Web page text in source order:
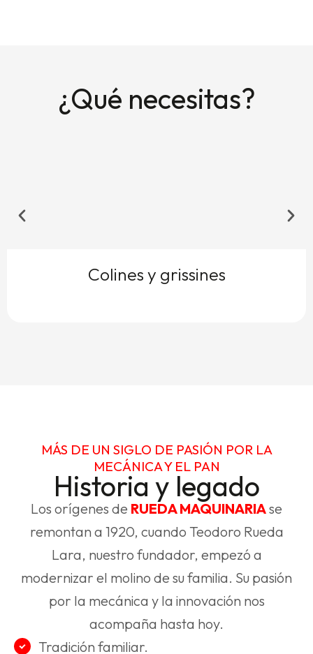
¿Qué necesitas?
Colines y grissines
MÁS DE UN SIGLO DE PASIÓN POR LA
MECÁNICA Y EL PAN
Historia y legado
Los orígenes de RUEDA MAQUINARIAse
remontan a 1920, cuando Teodoro Rueda
Lara, nuestro fundador, empezó a
modernizar el molino de su familia. Su pasión
por la mecánica y la innovación nos
acompaña hasta hoy.
Tradición familiar.